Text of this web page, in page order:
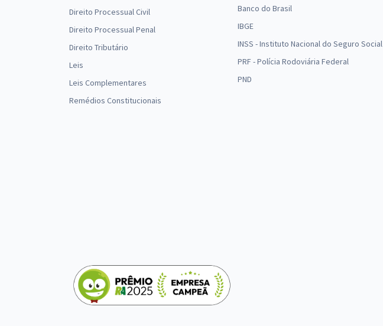
Direito Processual Civil
Direito Processual Penal
Direito Tributário
Leis
Leis Complementares
Remédios Constitucionais
Banco do Brasil
IBGE
INSS - Instituto Nacional do Seguro Social
PRF - Polícia Rodoviária Federal
PND